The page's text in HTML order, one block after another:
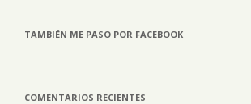
TAMBIÉN ME PASO POR FACEBOOK
COMENTARIOS RECIENTES